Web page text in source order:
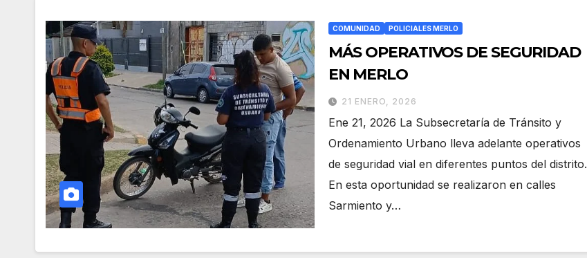
COMUNIDAD POLICIALES MERLO
MÁS OPERATIVOS DE SEGURIDAD
EN MERLO
21 ENERO, 2026
Ene 21, 2026 La Subsecretaría de Tránsito y
Ordenamiento Urbano lleva adelante operativos
de seguridad vial en diferentes puntos del distrito.
En esta oportunidad se realizaron en calles
Sarmiento y…